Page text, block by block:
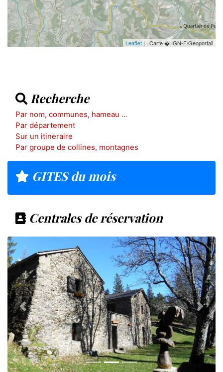
Leaflet | , Carte � IGN-F/Geoportail
Recherche
Par nom, communes, hameau ...
Par département
Sur un itineraire
Par groupe de collines, montagnes
GITES du mois
Centrales de réservation